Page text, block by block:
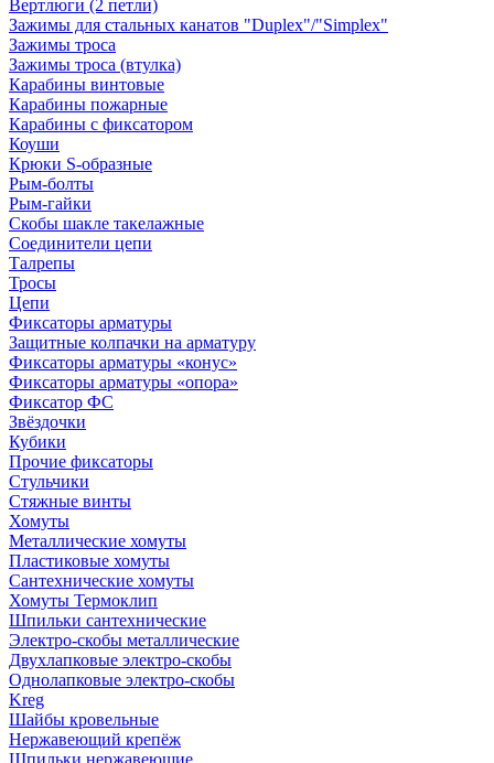
Вертлюги (2 петли)
Зажимы для стальных канатов "Duplex"/"Simplex"
Зажимы троса
Зажимы троса (втулка)
Карабины винтовые
Карабины пожарные
Карабины с фиксатором
Коуши
Крюки S-образные
Рым-болты
Рым-гайки
Скобы шакле такелажные
Соединители цепи
Талрепы
Тросы
Цепи
Фиксаторы арматуры
Защитные колпачки на арматуру
Фиксаторы арматуры «конус»
Фиксаторы арматуры «опора»
Фиксатор ФС
Звёздочки
Кубики
Прочие фиксаторы
Стульчики
Стяжные винты
Хомуты
Металлические хомуты
Пластиковые хомуты
Сантехнические хомуты
Хомуты Термоклип
Шпильки сантехнические
Электро-скобы металлические
Двухлапковые электро-скобы
Однолапковые электро-скобы
Kreg
Шайбы кровельные
Нержавеющий крепёж
Шпильки нержавеющие